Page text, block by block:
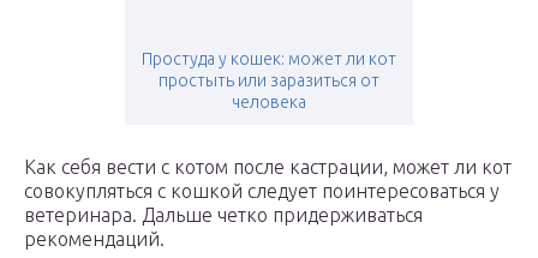
Простуда у кошек: может ли кот
простыть или заразиться от
человека
Как себя вести с котом после кастрации, может ли кот
совокупляться с кошкой следует поинтересоваться у
ветеринара. Дальше четко придерживаться
рекомендаций.